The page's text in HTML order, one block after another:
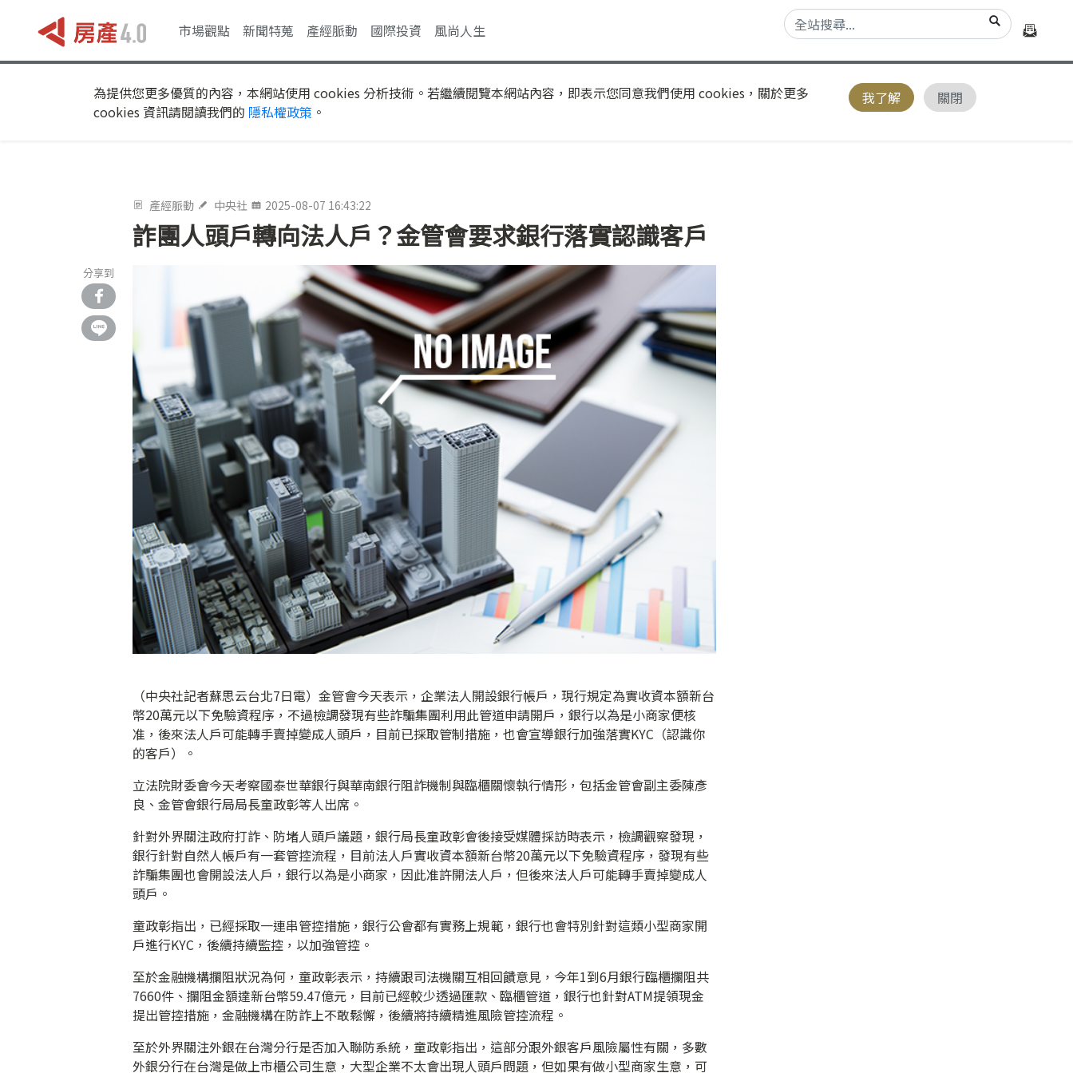
市場觀點 新聞特蒐 產經脈動 國際投資 風尚人生
為提供您更多優質的內容，本網站使用 cookies 分析技術。若繼續閱覽本網站內容，即表示您同意我們使用 cookies，關於更多
cookies 資訊請閱讀我們的 隱私權政策 。
我了解 關閉
產經脈動 中央社 2025-08-07 16:43:22
詐團人頭戶轉向法人戶？金管會要求銀行落實認識客戶
分享到
（中央社記者蘇思云台北7日電）金管會今天表示，企業法人開設銀行帳戶，現行規定為實收資本額新台
幣20萬元以下免驗資程序，不過檢調發現有些詐騙集團利用此管道申請開戶，銀行以為是小商家便核
准，後來法人戶可能轉手賣掉變成人頭戶，目前已採取管制措施，也會宣導銀行加強落實KYC（認識你
的客戶）。
立法院財委會今天考察國泰世華銀行與華南銀行阻詐機制與臨櫃關懷執行情形，包括金管會副主委陳彥
良、金管會銀行局局長童政彰等人出席。
針對外界關注政府打詐、防堵人頭戶議題，銀行局長童政彰會後接受媒體採訪時表示，檢調觀察發現，
銀行針對自然人帳戶有一套管控流程，目前法人戶實收資本額新台幣20萬元以下免驗資程序，發現有些
詐騙集團也會開設法人戶，銀行以為是小商家，因此准許開法人戶，但後來法人戶可能轉手賣掉變成人
頭戶。
童政彰指出，已經採取一連串管控措施，銀行公會都有實務上規範，銀行也會特別針對這類小型商家開
戶進行KYC，後續持續監控，以加強管控。
至於金融機構攔阻狀況為何，童政彰表示，持續跟司法機關互相回饋意見，今年1到6月銀行臨櫃攔阻共
7660件、攔阻金額達新台幣59.47億元，目前已經較少透過匯款、臨櫃管道，銀行也針對ATM提領現金
提出管控措施，金融機構在防詐上不敢鬆懈，後續將持續精進風險管控流程。
至於外界關注外銀在台灣分行是否加入聯防系統，童政彰指出，這部分跟外銀客戶風險屬性有關，多數
外銀分行在台灣是做上市櫃公司生意，大型企業不太會出現人頭戶問題，但如果有做小型商家生意，可